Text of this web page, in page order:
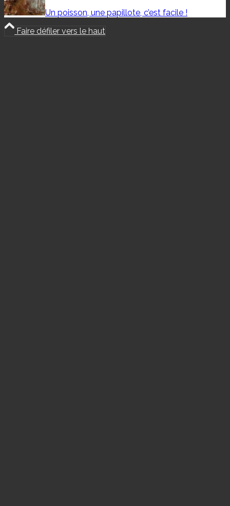
Un poisson, une papillote, c’est facile !
Faire défiler vers le haut